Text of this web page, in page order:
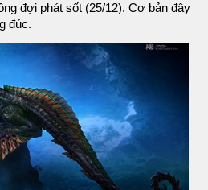
đợi phát sốt (25/12). Cơ bản đây
đúc.